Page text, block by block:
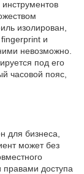
изолирован,
и
невозможно.
под его
часовой пояс,
для бизнеса,
может без
доступа